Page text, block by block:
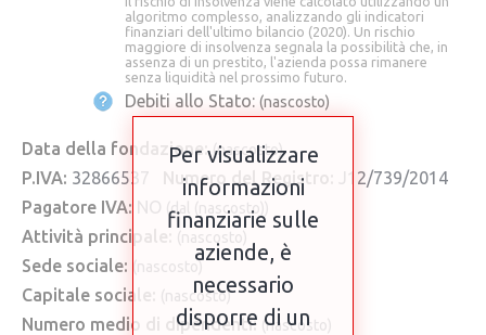
algoritmo complesso, analizzando gli indicatori
finanziari dell'ultimo bilancio (2020). Un rischio
maggiore di insolvenza segnala la possibilità che, in
assenza di un prestito, l'azienda possa rimanere
senza liquidità nel prossimo futuro.
Debiti allo Stato: (nascosto)
Data della fondazione: (nascosto)
P.IVA: 32866537 Numero del Registro:
J12/739/2014
Pagatore IVA: NO (dal (nascosto))
Attività principale: (nascosto)
Sede sociale: (nascosto)
Capitale sociale: (nascosto)
Numero medio di dipendenti: (nascosto)
Per visualizzare
informazioni
finanziarie sulle
aziende, è
necessario
disporre di un